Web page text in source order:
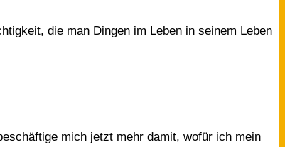
die man Dingen im Leben in seinem Leben
mich jetzt mehr damit, wofür ich mein